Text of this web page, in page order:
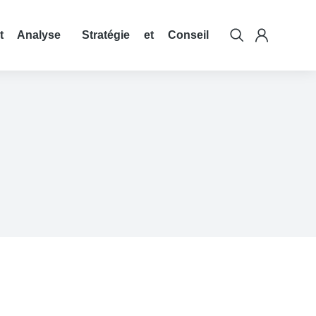
Analyse Stratégie et Conseil